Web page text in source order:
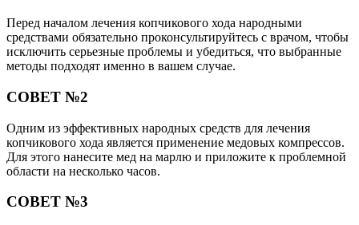
Перед началом лечения копчикового хода народными
средствами обязательно проконсультируйтесь с врачом, чтобы
исключить серьезные проблемы и убедиться, что выбранные
методы подходят именно в вашем случае.
СОВЕТ №2
Одним из эффективных народных средств для лечения
копчикового хода является применение медовых компрессов.
Для этого нанесите мед на марлю и приложите к проблемной
области на несколько часов.
СОВЕТ №3